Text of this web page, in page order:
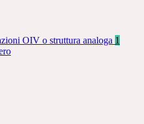
OIV o struttura analoga 1